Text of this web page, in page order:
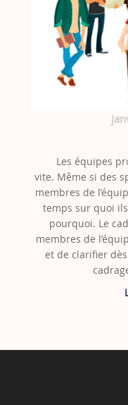
Les équipes
vite. Même si des
membres de
temps sur quoi
pourquoi. Le
membres de
et de clarifier